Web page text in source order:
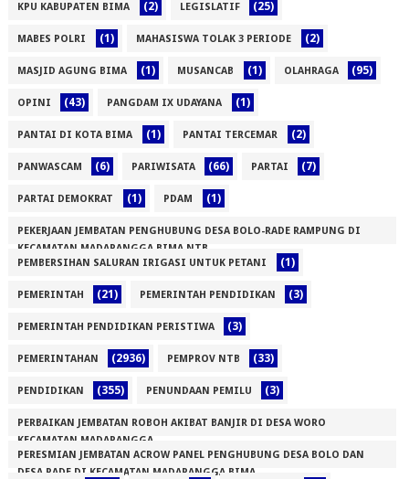
KPU KABUPATEN BIMA (2) LEGISLATIF (25)
MABES POLRI (1) MAHASISWA TOLAK 3 PERIODE (2)
MASJID AGUNG BIMA (1) MUSANCAB (1) OLAHRAGA (95)
OPINI (43) PANGDAM IX UDAYANA (1)
PANTAI DI KOTA BIMA (1) PANTAI TERCEMAR (2)
PANWASCAM (6) PARIWISATA (66) PARTAI (7)
PARTAI DEMOKRAT (1) PDAM (1)
PEKERJAAN JEMBATAN PENGHUBUNG DESA BOLO-RADE RAMPUNG DI
KECAMATAN MADAPANGGA BIMA NTB
(1)PEMBERSIHAN SALURAN IRIGASI UNTUK PETANI (1)
PEMERINTAH (21) PEMERINTAH PENDIDIKAN (3)
PEMERINTAH PENDIDIKAN PERISTIWA (3)
PEMERINTAHAN (2936) PEMPROV NTB (33)
PENDIDIKAN (355) PENUNDAAN PEMILU (3)
PERBAIKAN JEMBATAN ROBOH AKIBAT BANJIR DI DESA WORO
KECAMATAN MADAPANGGA
(1)PERESMIAN JEMBATAN ACROW PANEL PENGHUBUNG DESA BOLO DAN
DESA RADE DI KECAMATAN MADAPANGGA BIMA